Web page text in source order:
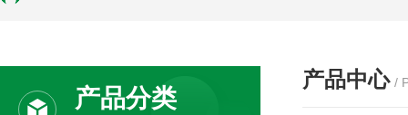
产品分类
产品中心 /